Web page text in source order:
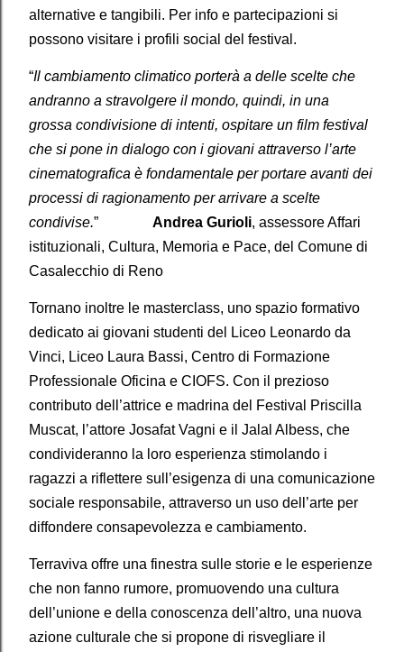
alternative e tangibili. Per info e partecipazioni si
possono visitare i profili social del festival.
“Il cambiamento climatico porterà a delle scelte che
andranno a stravolgere il mondo, quindi, in una
grossa condivisione di intenti, ospitare un film festival
che si pone in dialogo con i giovani attraverso l’arte
cinematografica è fondamentale per portare avanti dei
processi di ragionamento per arrivare a scelte
condivise.” Andrea Gurioli, assessore Affari
istituzionali, Cultura, Memoria e Pace, del Comune di
Casalecchio di Reno
Tornano inoltre le masterclass, uno spazio formativo
dedicato ai giovani studenti del Liceo Leonardo da
Vinci, Liceo Laura Bassi, Centro di Formazione
Professionale Oficina e CIOFS. Con il prezioso
contributo dell’attrice e madrina del Festival Priscilla
Muscat, l’attore Josafat Vagni e il Jalal Albess, che
condivideranno la loro esperienza stimolando i
ragazzi a riflettere sull’esigenza di una comunicazione
sociale responsabile, attraverso un uso dell’arte per
diffondere consapevolezza e cambiamento.
Terraviva offre una finestra sulle storie e le esperienze
che non fanno rumore, promuovendo una cultura
dell’unione e della conoscenza dell’altro, una nuova
azione culturale che si propone di risvegliare il